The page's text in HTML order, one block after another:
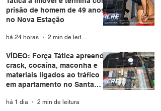
prisão de homem de 49 anos
no Nova Estação
há 24 horas 2 min de leitura
VÍDEO: Força Tática apreende
crack, cocaína, maconha e
materiais ligados ao tráfico
em apartamento no Santa
há 1 dia 2 min de leitura